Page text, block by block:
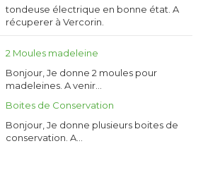
tondeuse électrique en bonne état. A
récuperer à Vercorin.
2 Moules madeleine
Bonjour, Je donne 2 moules pour
madeleines. A venir…
Boites de Conservation
Bonjour, Je donne plusieurs boites de
conservation. A…